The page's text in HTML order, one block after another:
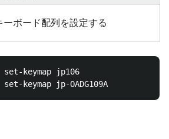
ーボード配列を設定する
keymap jp106